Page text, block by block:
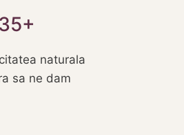
naturala
sa ne dam